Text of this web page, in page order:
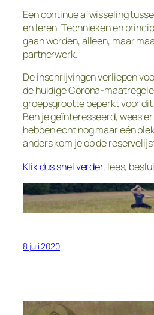
Een continue afwisseling
en leren. Technieken en
gaan worden, alleen, maar
partnerwerk.
De inschrijvingen verliepen
de huidige Corona-
groepsgrootte beperkt voor dit
Ben je geïnteresseerd, wees
hebben echt nog maar één
anders kom je op de
Klik dus snel verder, lees,
8 juli 2020